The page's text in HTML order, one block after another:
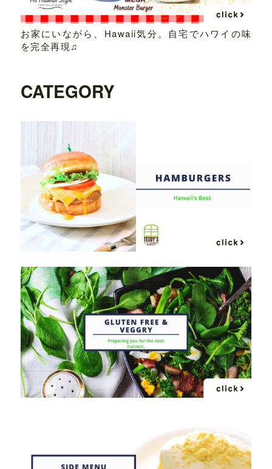
お家にいながら、Hawaii気分。自宅でハワイの味
を完全再現♫
CATEGORY